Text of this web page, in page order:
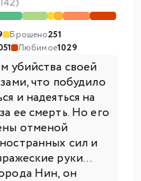
Брошено251
Любимое1029
убийства своей
что побудило
и надеяться на
ее смерть. Но его
отменой
сил и
руки...
Нин, он